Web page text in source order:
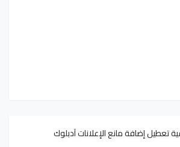
تعطيل إضافة مانع الإعلانات آدبلوك